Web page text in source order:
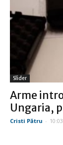
Slider
Arme
Ungaria,
Cristi Pătru -